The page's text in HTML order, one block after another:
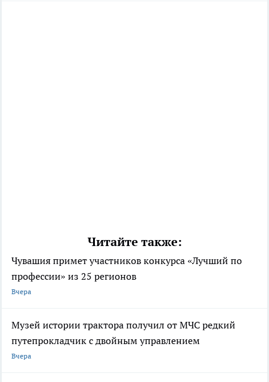
Читайте также:
Чувашия примет участников конкурса «Лучший по
профессии» из 25 регионов
Вчера
Музей истории трактора получил от МЧС редкий
путепрокладчик с двойным управлением
Вчера